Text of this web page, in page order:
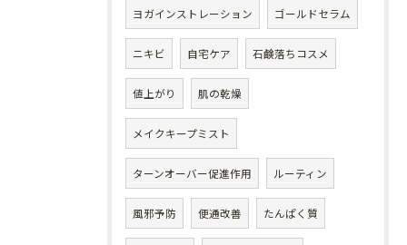
ヨガインストレーション ゴールドセラム
ニキビ 自宅ケア 石鹸落ちコスメ
値上がり 肌の乾燥
メイクキープミスト
ターンオーバー促進作用 ルーティン
風邪予防 便通改善 たんぱく質